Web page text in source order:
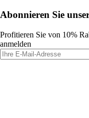
Abonnieren Sie
Profitieren Sie von 10%
anmelden